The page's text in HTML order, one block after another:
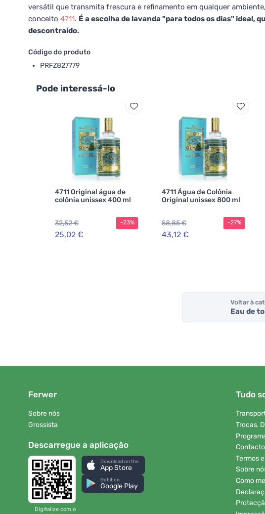
versátil que transmita frescura e refinamento em qualquer
conceito 4711. É a escolha de lavanda "para todos os dias" ideal,
descontraído.
Código do produto
PRFZ827779
Pode interessá-lo
4711 Original água de
colônia unissex 400 ml
32,52 €
25,02 €
-23%
4711 Água de Colônia
Original unissex 800 ml
58,85 €
43,12 €
-27%
Voltar à
Eau de
Ferwer
Sobre nós
Grossista
Descarregue a aplicação
Digitalize com o
Download on the
App Store
Get it on
Google Play
Tudo
Trocas,
Contacto
Termos
Sobre
Como